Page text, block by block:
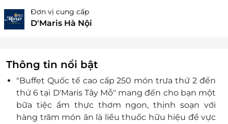
Đơn vị cung cấp
D'Maris Hà Nội
Thông tin nổi bật
"Buffet Quốc tế cao cấp 250 món trưa thứ 2 đến
thứ 6 tại D'Maris Tây Mỗ" mang đến cho bạn một
bữa tiệc ẩm thực thơm ngon, thịnh soạn với
hàng trăm món ăn là liều thuốc hữu hiệu để vực